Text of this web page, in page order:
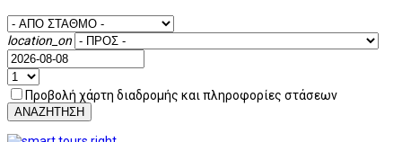
location_on
Προβολή χάρτη διαδρομής και πληροφορίες στάσεων
ΑΝΑΖΗΤΗΣΗ